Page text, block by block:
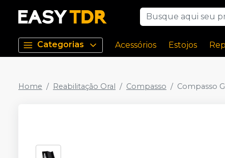
Categorias Acessórios Estojos
Home Reabilitação Oral Compasso Compasso